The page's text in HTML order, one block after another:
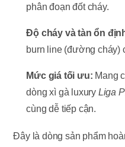
phân đoạn đốt cháy.
Độ cháy và tàn ổn
burn line (đường cháy)
Mức giá tối ưu: Mang
dòng xì gà luxury Liga
cùng dễ tiếp cận.
Đây là dòng sản phẩm